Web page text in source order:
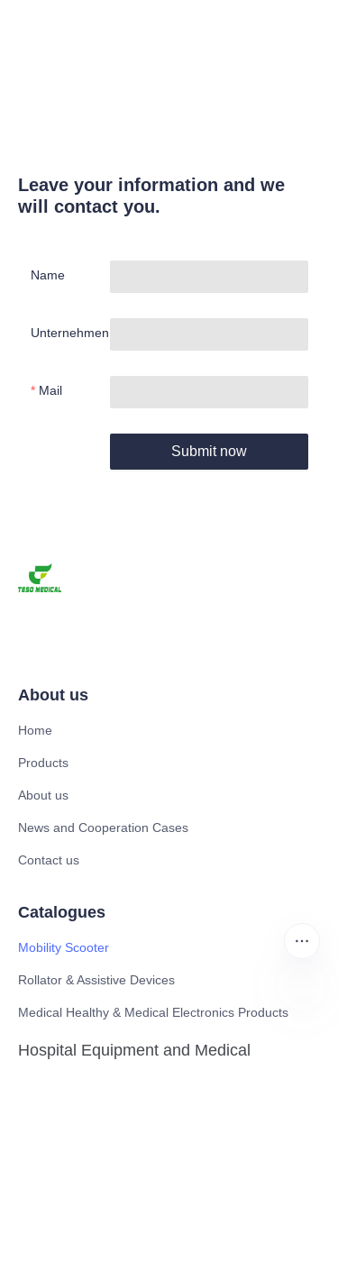
Leave your information and we
will contact you.
Name
Unternehmen
Mail
Submit now
About us
Home
Products
About us
News and Cooperation Cases
Contact us
Catalogues
Mobility Scooter
Rollator & Assistive Devices
Medical Healthy & Medical Electronics Products
Hospital Equipment and Medical